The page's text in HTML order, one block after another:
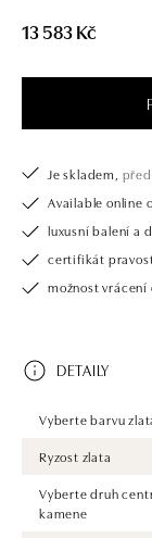
13 583 Kč
Je skladem,
Available online
luxusní balení a
certifikát
možnost vrácení
DETAILY
Vyberte barvu
Ryzost zlata
Vyberte druh
kamene